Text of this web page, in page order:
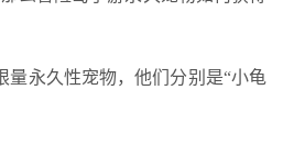
量永久性宠物，他们分别是“小龟